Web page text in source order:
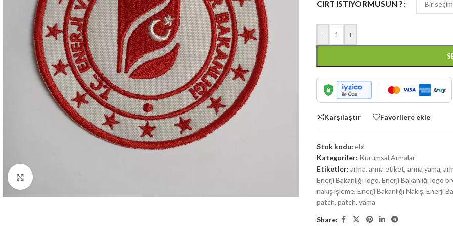
CIRT İSTİYORMUSUN ?
- +
Karşılaştır Favorilere ekle
Stok kodu: ebl
Kategoriler: Kurumsal Armalar
Etiketler: arma, arma etiket, arma yama,
Enerji Bakanlığı logo, Enerji Bakanlığı logo
nakış işleme, Enerji Bakanlığı Nakış, Enerji
patch, patch, yama
Share: